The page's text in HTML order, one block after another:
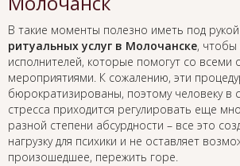
В такие моменты полезно иметь под рукой
ритуальных услуг в Молочанске, чтобы
исполнителей, которые помогут со всеми
мероприятиями. К сожалению, эти
бюрократизированы, поэтому человеку в
стресса приходится регулировать еще
разной степени абсурдности – все это
нагрузку для психики и не оставляет
произошедшее, пережить горе.